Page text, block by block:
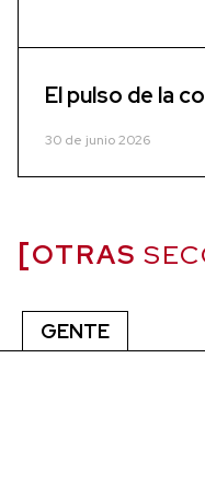
El pulso de la
30 de junio 2026
OTRAS
GENTE